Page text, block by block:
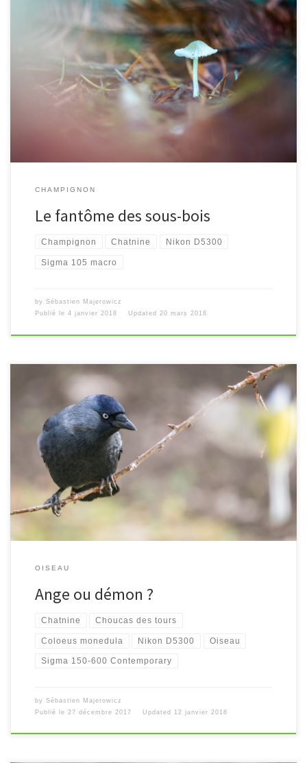
CHAMPIGNON
Le fantôme des sous-bois
Champignon Chatnine Nikon D5300
Sigma 105 macro
by Sébastien Majerowicz
Publié le 4 janvier 2018 Updated 20 mars 2018
OISEAU
Ange ou démon ?
Chatnine Choucas des tours
Coloeus monedula Nikon D5300 Oiseau
Sigma 150-600 Contemporary
by Sébastien Majerowicz
Publié le 27 décembre 2017 Updated 12 janvier 2018